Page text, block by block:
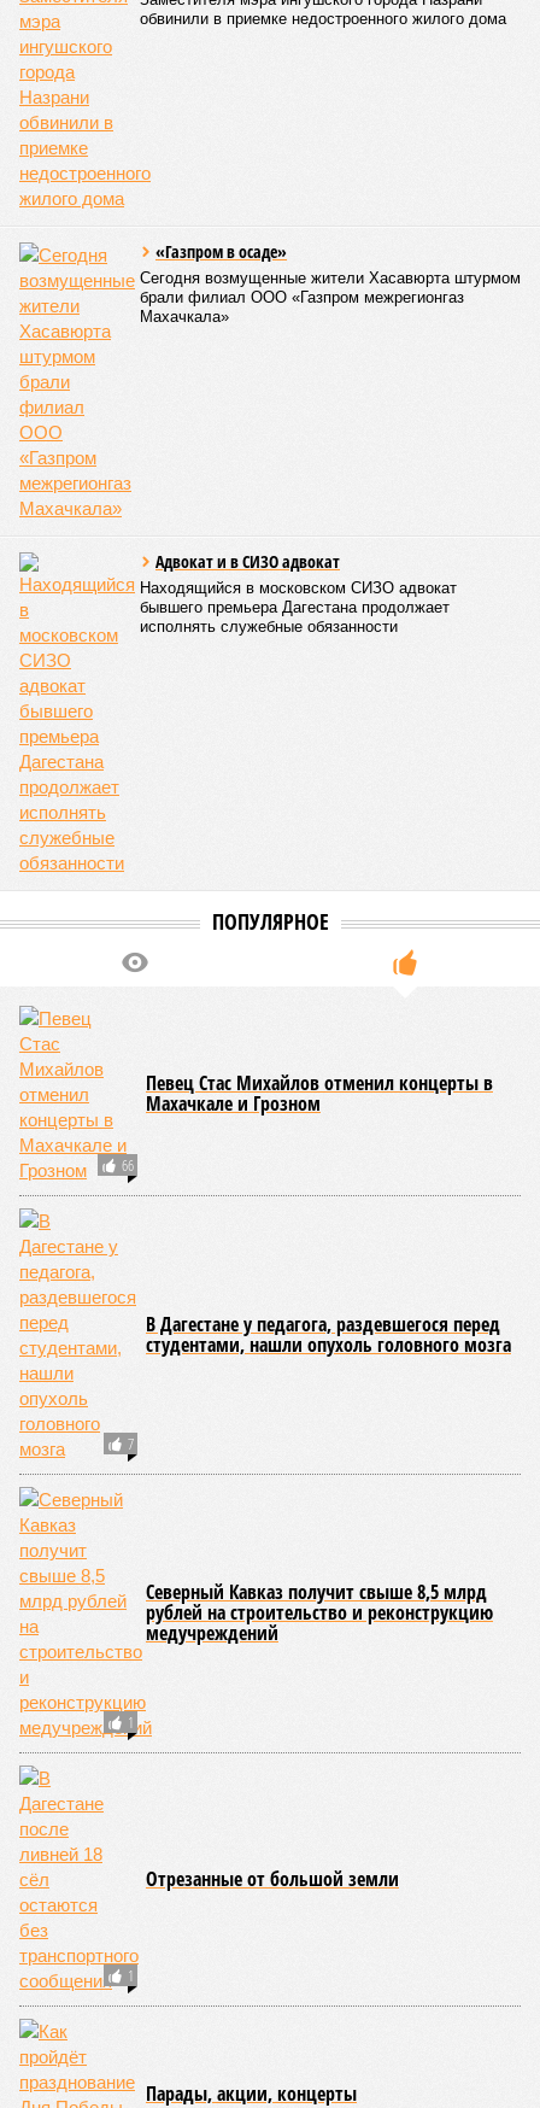
обвинили в приемке недостроенного жилого дома
«Газпром в осаде»
Сегодня возмущенные жители Хасавюрта штурмом
брали филиал ООО «Газпром межрегионгаз
Махачкала»
Адвокат и в СИЗО адвокат
Находящийся в московском СИЗО адвокат
бывшего премьера Дагестана продолжает
исполнять служебные обязанности
ПОПУЛЯРНОЕ
66
Певец Стас Михайлов отменил концерты в
Махачкале и Грозном
7
В Дагестане у педагога, раздевшегося перед
студентами, нашли опухоль головного мозга
1
Северный Кавказ получит свыше 8,5 млрд
рублей на строительство и реконструкцию
медучреждений
1
Отрезанные от большой земли
Парады, акции, концерты